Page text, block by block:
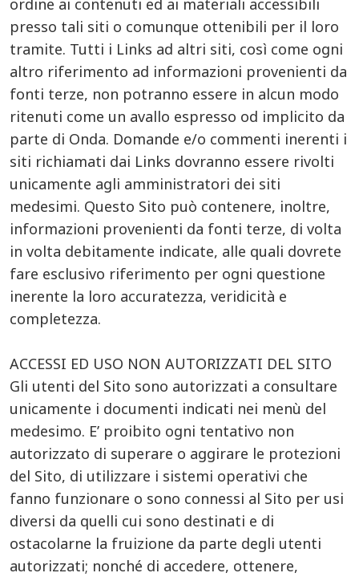
ordine ai contenuti ed ai materiali accessibili
presso tali siti o comunque ottenibili per il loro
tramite. Tutti i Links ad altri siti, così come ogni
altro riferimento ad informazioni provenienti da
fonti terze, non potranno essere in alcun modo
ritenuti come un avallo espresso od implicito da
parte di Onda. Domande e/o commenti inerenti i
siti richiamati dai Links dovranno essere rivolti
unicamente agli amministratori dei siti
medesimi. Questo Sito può contenere, inoltre,
informazioni provenienti da fonti terze, di volta
in volta debitamente indicate, alle quali dovrete
fare esclusivo riferimento per ogni questione
inerente la loro accuratezza, veridicità e
completezza.
ACCESSI ED USO NON AUTORIZZATI DEL SITO
Gli utenti del Sito sono autorizzati a consultare
unicamente i documenti indicati nei menù del
medesimo. E’ proibito ogni tentativo non
autorizzato di superare o aggirare le protezioni
del Sito, di utilizzare i sistemi operativi che
fanno funzionare o sono connessi al Sito per usi
diversi da quelli cui sono destinati e di
ostacolarne la fruizione da parte degli utenti
autorizzati; nonché di accedere, ottenere,